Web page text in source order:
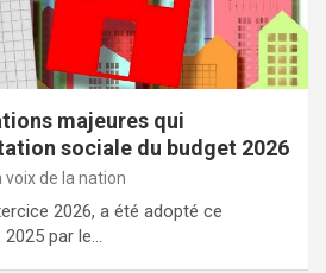
majeures qui
sociale du budget 2026
voix de la nation
2026, a été adopté ce
par le…